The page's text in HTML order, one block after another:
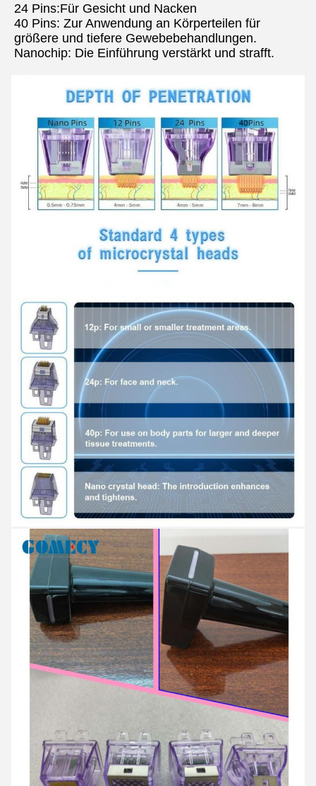
24 Pins:Für Gesicht und Nacken
40 Pins: Zur Anwendung an Körperteilen für
größere und tiefere Gewebebehandlungen.
Nanochip: Die Einführung verstärkt und strafft.